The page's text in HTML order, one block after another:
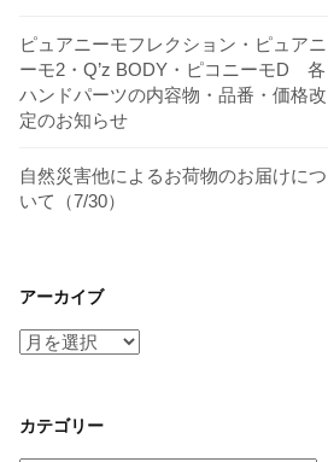
ピュアニーモフレクション・ピュアニ
ーモ2・Q’z BODY・ピコニーモD 各
ハンドパーツの内容物・品番・価格改
定のお知らせ
自然災害他によるお荷物のお届けにつ
いて（7/30）
アーカイブ
ア
イ
ブ
カテゴリー